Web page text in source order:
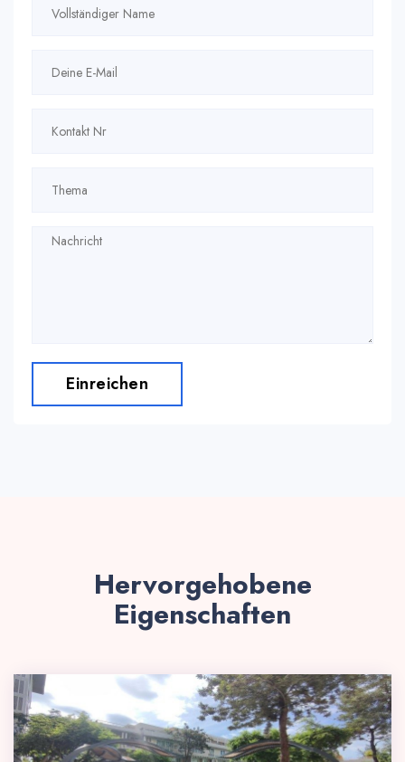
Einreichen
Hervorgehobene
Eigenschaften